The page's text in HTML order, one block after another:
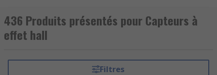
fonctionnent avec un courant d'alimentation et
un courant de sortie. La gamme RS de capteurs à
effet Hall inclut des capteurs unipolaires et
sortie variables. Nous proposons ces types de
436 Produits présentés pour Capteurs à
effet hall
Filtres